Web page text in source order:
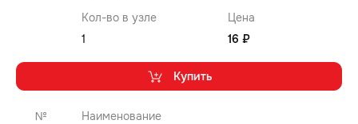
Кол-во в узле
Цена
1
16 ₽
Купить
№
Наименование